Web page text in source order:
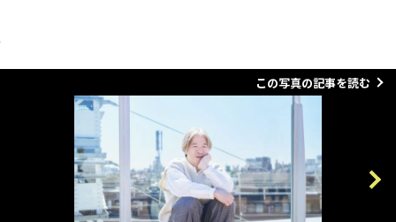
この写真の記事を読む
Next